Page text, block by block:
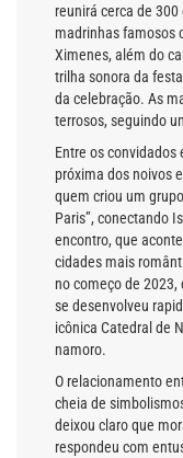
reunirá cerca de
madrinhas famosos
Ximenes, além do
trilha sonora da
da celebração. As
terrosos, seguindo
Entre os
próxima dos noivos
quem criou um
Paris”, conectando
encontro, que
cidades mais
no começo de
se desenvolveu
icônica Catedral de
namoro.
O relacionamento
cheia de
deixou claro que
respondeu com